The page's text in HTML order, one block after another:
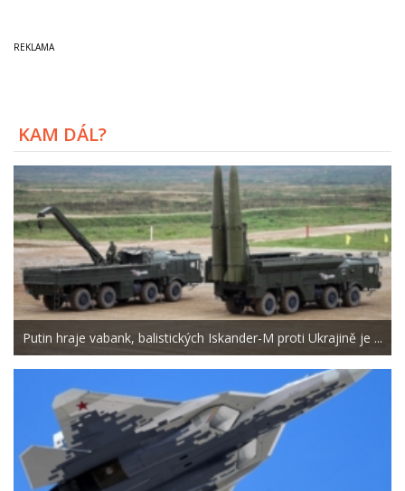
KAM DÁL?
Putin hraje vabank, balistických Iskander-M proti Ukrajině je ...